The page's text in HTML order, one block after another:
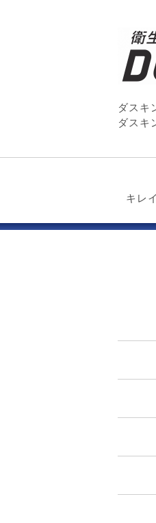
ダスキ
ダスキ
キレ